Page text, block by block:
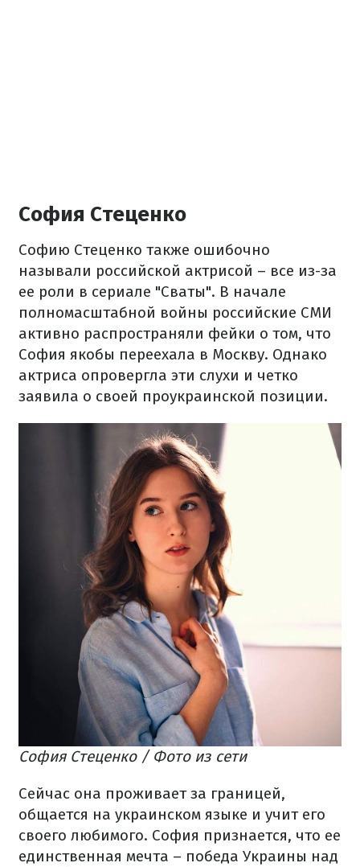
София Стеценко
Софию Стеценко также ошибочно
называли российской актрисой – все из-за
ее роли в сериале "Сваты". В начале
полномасштабной войны российские СМИ
активно распространяли фейки о том, что
София якобы переехала в Москву. Однако
актриса опровергла эти слухи и четко
заявила о своей проукраинской позиции.
София Стеценко / Фото из сети
Сейчас она проживает за границей,
общается на украинском языке и учит его
своего любимого. София признается, что ее
единственная мечта – победа Украины над